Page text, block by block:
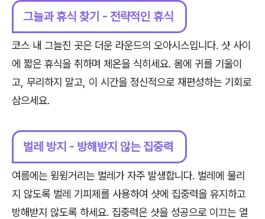
그늘과 휴식 찾기 - 전략적인 휴식
코스 내 그늘진 곳은 더운 라운드의 오아시스입니다. 샷 사이
에 짧은 휴식을 취하며 체온을 식히세요. 몸에 귀를 기울이
고, 무리하지 말고, 이 시간을 정신적으로 재편성하는 기회로
삼으세요.
벌레 방지 - 방해받지 않는 집중력
여름에는 윙윙거리는 벌레가 자주 발생합니다. 벌레에 물리
지 않도록 벌레 기피제를 사용하여 샷에 집중력을 유지하고
방해받지 않도록 하세요. 집중력은 샷을 성공으로 이끄는 열